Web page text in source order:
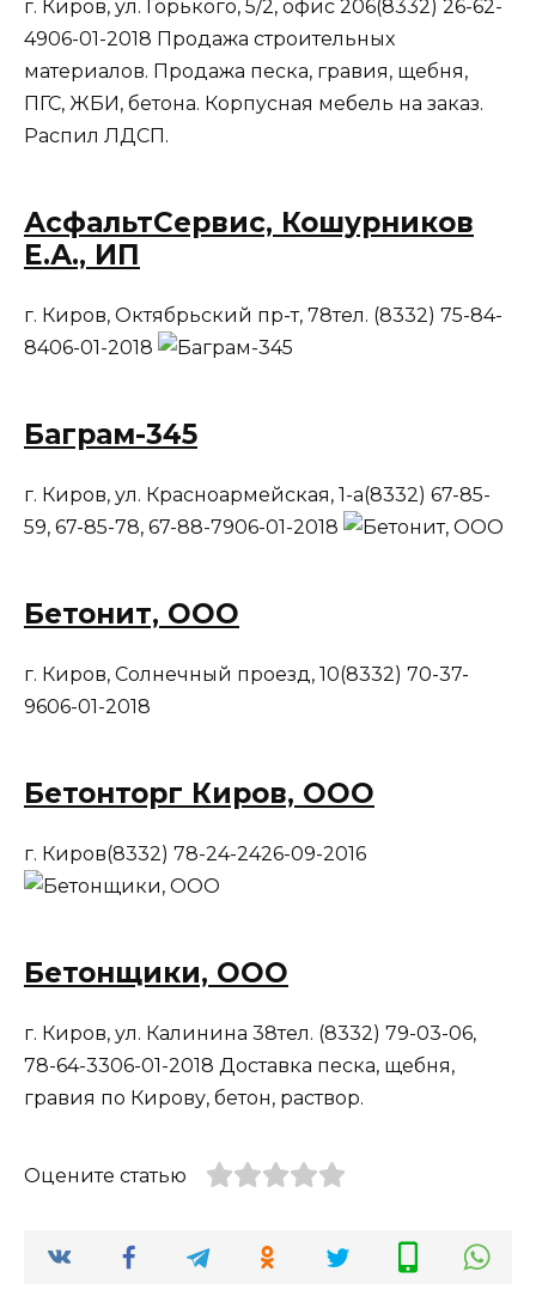
г. Киров, ул. Горького, 5/2, офис 206(8332) 26-62-
4906-01-2018 Продажа строительных
материалов. Продажа песка, гравия, щебня,
ПГС, ЖБИ, бетона. Корпусная мебель на заказ.
Распил ЛДСП.
АсфальтСервис, Кошурников
Е.А., ИП
г. Киров, Октябрьский пр-т, 78тел. (8332) 75-84-
8406-01-2018
Баграм-345
г. Киров, ул. Красноармейская, 1-а(8332) 67-85-
59, 67-85-78, 67-88-7906-01-2018
Бетонит, ООО
г. Киров, Солнечный проезд, 10(8332) 70-37-
9606-01-2018
Бетонторг Киров, ООО
г. Киров(8332) 78-24-2426-09-2016
Бетонщики, ООО
г. Киров, ул. Калинина 38тел. (8332) 79-03-06,
78-64-3306-01-2018 Доставка песка, щебня,
гравия по Кирову, бетон, раствор.
Оцените статью